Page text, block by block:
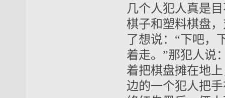
几个人犯人真是
棋子和塑料棋盘
了想说：“下吧，
着走。”那犯人说
着把棋盘摊在地
边的一个犯人把